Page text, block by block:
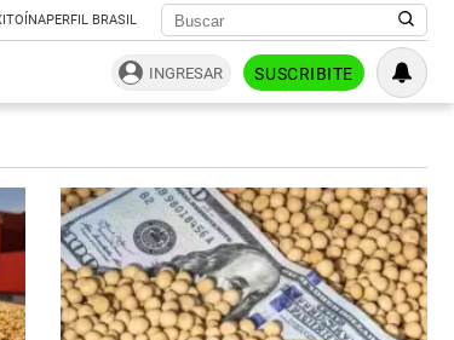
PERFIL BRASIL
INGRESAR SUSCRIBITE